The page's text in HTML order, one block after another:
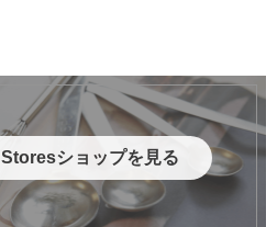
Storesショップを見る